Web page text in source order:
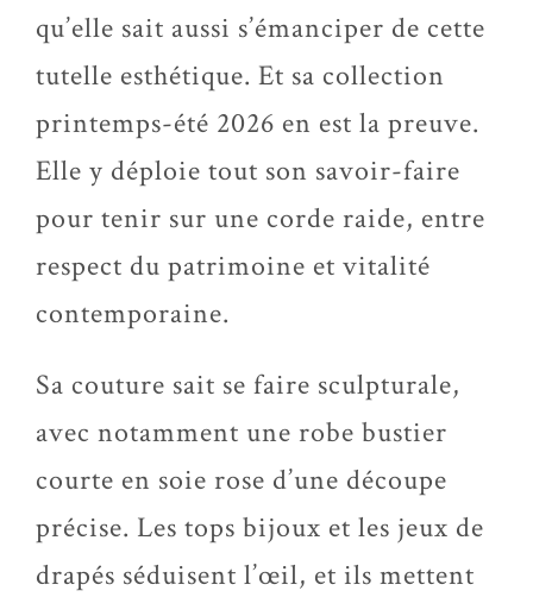
qu’elle sait aussi s’émanciper de cette
tutelle esthétique. Et sa collection
printemps-été 2026 en est la preuve.
Elle y déploie tout son savoir-faire
pour tenir sur une corde raide, entre
respect du patrimoine et vitalité
contemporaine.
Sa couture sait se faire sculpturale,
avec notamment une robe bustier
courte en soie rose d’une découpe
précise. Les tops bijoux et les jeux de
drapés séduisent l’œil, et ils mettent